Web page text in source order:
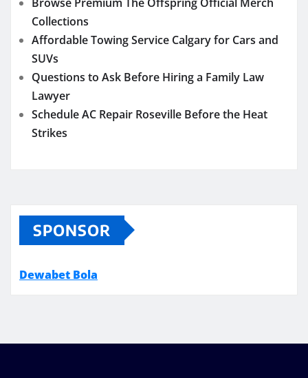
Collections
Affordable Towing Service Calgary for Cars and
SUVs
Questions to Ask Before Hiring a Family Law
Lawyer
Schedule AC Repair Roseville Before the Heat
Strikes
SPONSOR
Dewabet Bola